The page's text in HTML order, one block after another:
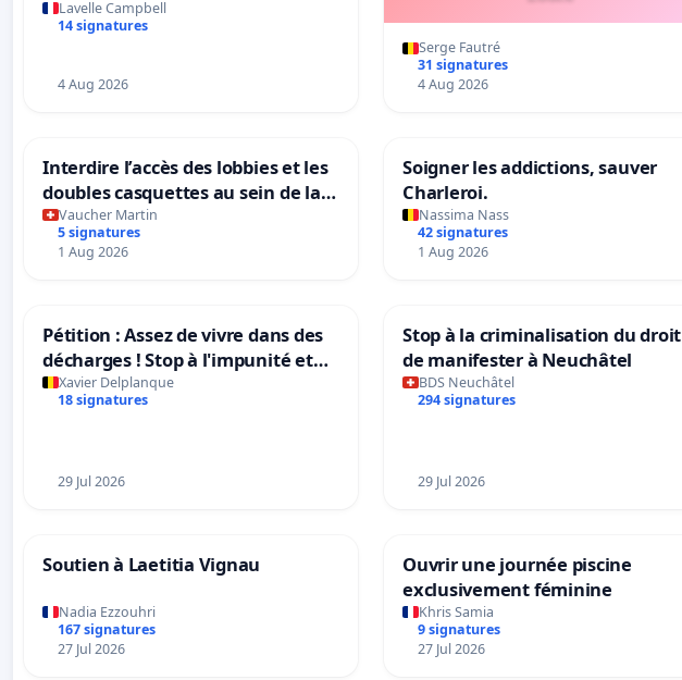
coûts et amélioration du réseau
chez MTN, Moov et Celtis
Lavelle Campbell
14 signatures
4 Aug 2026
Serge Fautré
31 signatures
4 Aug 2026
Interdire l’accès des lobbies et les
doubles casquettes au sein de la
Confédération suisse
Vaucher Martin
5 signatures
1 Aug 2026
Soigner les addictions, sauver
Charleroi.
Nassima Nass
42 signatures
1 Aug 2026
Pétition : Assez de vivre dans des
décharges ! Stop à l'impunité et
aux dépôts clandestins à
Charleroi
Xavier Delplanque
18 signatures
29 Jul 2026
Stop à la criminalisation du droit
de manifester à Neuchâtel
BDS Neuchâtel
294 signatures
29 Jul 2026
Soutien à Laetitia Vignau
Nadia Ezzouhri
167 signatures
27 Jul 2026
Ouvrir une journée piscine
exclusivement féminine
Khris Samia
9 signatures
27 Jul 2026